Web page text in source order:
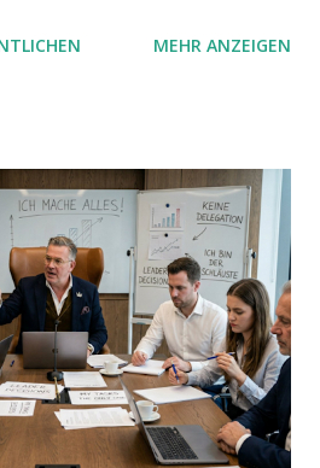
NICHT... Das geht so einfach,
MEHR ANZEIGEN